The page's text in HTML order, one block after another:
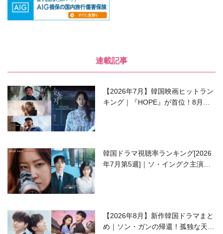
連載記事
【2026年7月】韓国映画ヒットラン
キング｜『HOPE』が首位！8月公
韓国ドラマ視聴率ランキング[2026
年7月第5週]｜ソ・イングク主演の
【2026年8月】新作韓国ドラマまと
め｜ソン・ガンの帰還！孤独な天才